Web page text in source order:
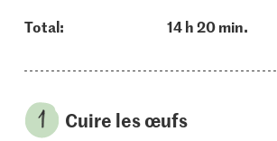
Total: 14 h 20 min.
Cuire les œufs